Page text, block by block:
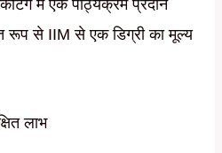
में एक पाठ्यक्रम प्रदान
रूप से IIM से एक डिग्री का मूल्य
लाभ